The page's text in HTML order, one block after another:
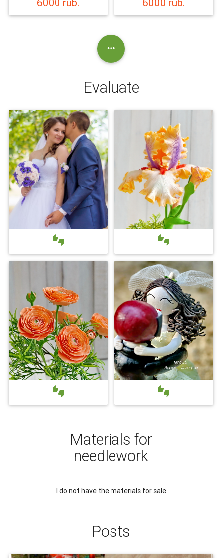
6000 rub. 6000 rub.

Evaluate
 
 
Materials for
needlework
I do not have the materials for sale
Posts